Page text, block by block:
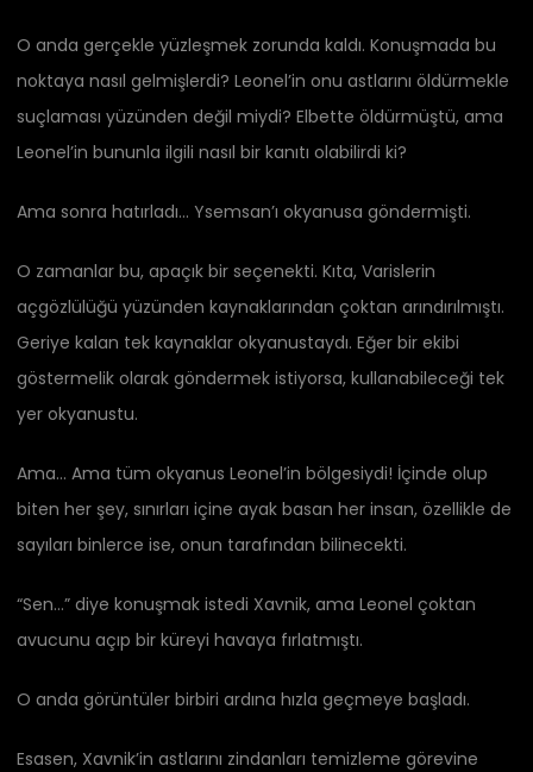
O anda gerçekle yüzleşmek zorunda kaldı. Konuşmada bu
noktaya nasıl gelmişlerdi? Leonel’in onu astlarını öldürmekle
suçlaması yüzünden değil miydi? Elbette öldürmüştü, ama
Leonel’in bununla ilgili nasıl bir kanıtı olabilirdi ki?
Ama sonra hatırladı… Ysemsan’ı okyanusa göndermişti.
O zamanlar bu, apaçık bir seçenekti. Kıta, Varislerin
açgözlülüğü yüzünden kaynaklarından çoktan arındırılmıştı.
Geriye kalan tek kaynaklar okyanustaydı. Eğer bir ekibi
göstermelik olarak göndermek istiyorsa, kullanabileceği tek
yer okyanustu.
Ama… Ama tüm okyanus Leonel’in bölgesiydi! İçinde olup
biten her şey, sınırları içine ayak basan her insan, özellikle de
sayıları binlerce ise, onun tarafından bilinecekti.
“Sen…” diye konuşmak istedi Xavnik, ama Leonel çoktan
avucunu açıp bir küreyi havaya fırlatmıştı.
O anda görüntüler birbiri ardına hızla geçmeye başladı.
Esasen, Xavnik’in astlarını zindanları temizleme görevine